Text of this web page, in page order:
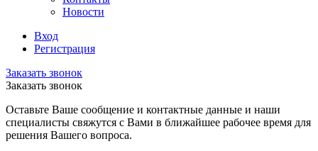
Новости
Вход
Регистрация
Заказать звонок
Заказать звонок
Оставьте Ваше сообщение и контактные данные и наши
специалисты свяжутся с Вами в ближайшее рабочее время для
решения Вашего вопроса.